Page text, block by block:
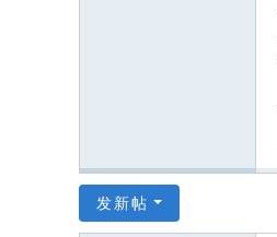
发新帖